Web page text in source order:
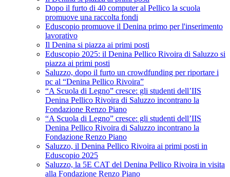
Dopo il furto di 40 computer al Pellico la scuola
promuove una raccolta fondi
Eduscopio promuove il Denina primo per l'inserimento
lavorativo
Il Denina si piazza ai primi posti
Eduscopio 2025: il Denina Pellico Rivoira di Saluzzo si
piazza ai primi posti
Saluzzo, dopo il furto un crowdfunding per riportare i
pc al “Denina Pellico Rivoira”
“A Scuola di Legno” cresce: gli studenti dell’IIS
Denina Pellico Rivoira di Saluzzo incontrano la
Fondazione Renzo Piano
“A Scuola di Legno” cresce: gli studenti dell’IIS
Denina Pellico Rivoira di Saluzzo incontrano la
Fondazione Renzo Piano
Saluzzo, il Denina Pellico Rivoira ai primi posti in
Eduscopio 2025
Saluzzo, la 5E CAT del Denina Pellico Rivoira in visita
alla Fondazione Renzo Piano